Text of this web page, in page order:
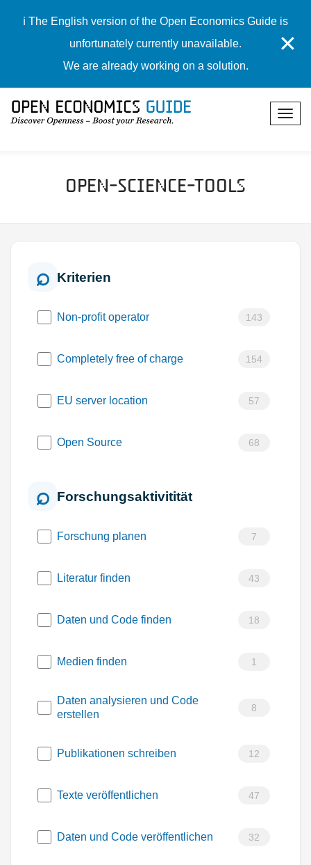
ℹ️ The English version of the Open Economics Guide is
unfortunately currently unavailable.
We are already working on a solution.
✕
Open-Science-Tools
Kriterien
Non-profit operator 143
Completely free of charge 154
EU server location 57
Open Source 68
Forschungsaktivitität
Forschung planen 7
Literatur finden 43
Daten und Code finden 18
Medien finden 1
Daten analysieren und Code
erstellen
8
Publikationen schreiben 12
Texte veröffentlichen 47
Daten und Code veröffentlichen 32